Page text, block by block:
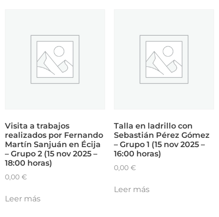
Visita a trabajos
realizados por Fernando
Martín Sanjuán en Écija
– Grupo 2 (15 nov 2025 –
18:00 horas)
0,00 €
Leer más
Talla en ladrillo con
Sebastián Pérez Gómez
– Grupo 1 (15 nov 2025 –
16:00 horas)
0,00 €
Leer más